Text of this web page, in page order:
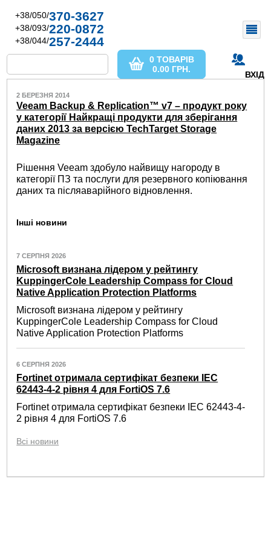
+38/050/370-3627
+38/093/220-0872
+38/044/257-2444
ВХІД
0 ТОВАРІВ
0.00 ГРН.
2 БЕРЕЗНЯ 2014
Veeam Backup & Replication™ v7 – продукт року
у категорії Найкращі продукти для зберігання
даних 2013 за версією TechTarget Storage
Magazine
Рішення Veeam здобуло найвищу нагороду в
категорії ПЗ та послуги для резервного копіювання
даних та післяаварійного відновлення.
Інші новини
7 СЕРПНЯ 2026
Microsoft визнана лідером у рейтингу
KuppingerCole Leadership Compass for Cloud
Native Application Protection Platforms
Microsoft визнана лідером у рейтингу
KuppingerCole Leadership Compass for Cloud
Native Application Protection Platforms
6 СЕРПНЯ 2026
Fortinet отримала сертифікат безпеки IEC
62443-4-2 рівня 4 для FortiOS 7.6
Fortinet отримала сертифікат безпеки IEC 62443-4-
2 рівня 4 для FortiOS 7.6
Всі новини